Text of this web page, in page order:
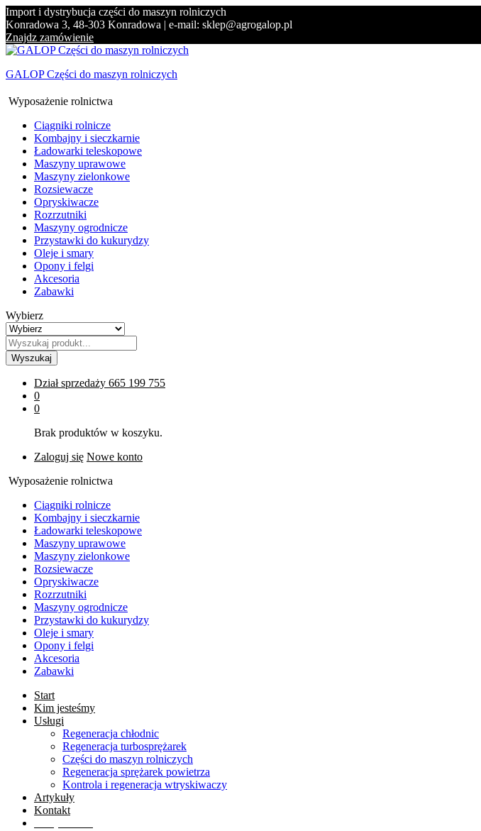
Import i dystrybucja części do maszyn rolniczych
Konradowa 3, 48-303 Konradowa | e-mail: sklep@agrogalop.pl
Znajdz zamówienie
GALOP Części do maszyn rolniczych
Wyposażenie rolnictwa
Ciągniki rolnicze
Kombajny i sieczkarnie
Ładowarki teleskopowe
Maszyny uprawowe
Maszyny zielonkowe
Rozsiewacze
Opryskiwacze
Rozrzutniki
Maszyny ogrodnicze
Przystawki do kukurydzy
Oleje i smary
Opony i felgi
Akcesoria
Zabawki
Wybierz
Wyszukaj
Dział sprzedaży 665 199 755
0
0
Brak produktów w koszyku.
Zaloguj się Nowe konto
Wyposażenie rolnictwa
Ciągniki rolnicze
Kombajny i sieczkarnie
Ładowarki teleskopowe
Maszyny uprawowe
Maszyny zielonkowe
Rozsiewacze
Opryskiwacze
Rozrzutniki
Maszyny ogrodnicze
Przystawki do kukurydzy
Oleje i smary
Opony i felgi
Akcesoria
Zabawki
Start
Kim jesteśmy
Usługi
Regeneracja chłodnic
Regeneracja turbosprężarek
Części do maszyn rolniczych
Regeneracja sprężarek powietrza
Kontrola i regeneracja wtryskiwaczy
Artykuły
Kontakt